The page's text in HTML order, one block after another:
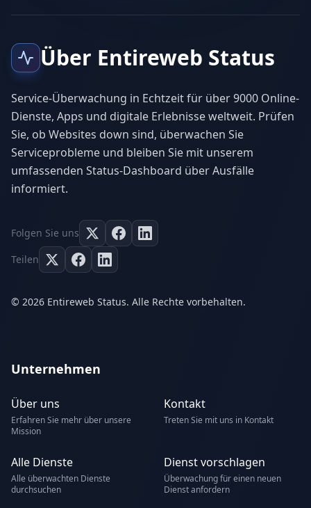
Über Entireweb Status
Service-Überwachung in Echtzeit für über 9000 Online-
Dienste, Apps und digitale Erlebnisse weltweit. Prüfen
Sie, ob Websites down sind, überwachen Sie
Serviceprobleme und bleiben Sie mit unserem
umfassenden Status-Dashboard über Ausfälle
informiert.
Folgen Sie uns
Teilen
© 2026 Entireweb Status. Alle Rechte vorbehalten.
Unternehmen
Über uns
Erfahren Sie mehr über unsere
Mission
Kontakt
Treten Sie mit uns in Kontakt
Alle Dienste
Alle überwachten Dienste
durchsuchen
Dienst vorschlagen
Überwachung für einen neuen
Dienst anfordern